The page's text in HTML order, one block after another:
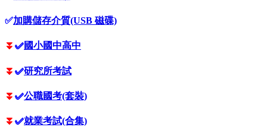
✅加購儲存介質(USB 磁碟)
⏬ ✅國小國中高中
⏬ ✅研究所考試
⏬ ✅公職國考(套裝)
⏬ ✅就業考試(合集)